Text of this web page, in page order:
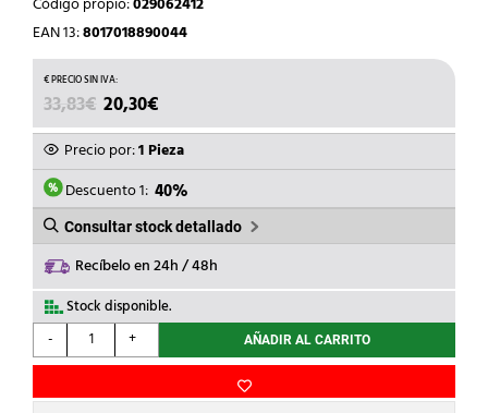
Código propio:029062412
EAN 13:8017018890044
33,83€ EL
PRECIO
ORIGINAL
ERA:
33,83€.
20,30€
PRECIO
ACTUAL
ES:
20,30€.
Precio por:1 Pieza
Descuento 1: 40%
Consultar stock detallado
Recíbelo en 24h / 48h
Stock disponible.
-
GENERAL
ELECTRIC
CAJA
+ AÑADIR AL CARRITO